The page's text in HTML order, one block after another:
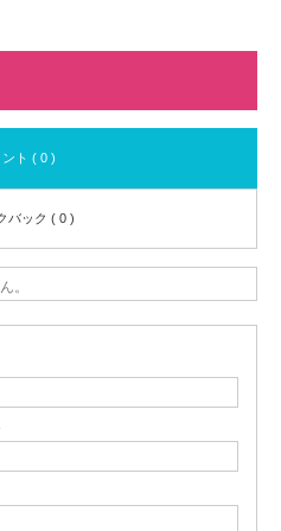
ント ( 0 )
バック ( 0 )
。